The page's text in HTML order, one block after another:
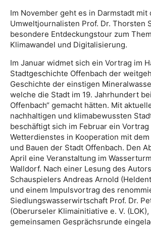
Im November geht es in Darmstadt mit
Umweltjournalisten Prof. Dr. Thorsten
besondere Entdeckungstour zum
Klimawandel und Digitalisierung.
Im Januar widmet sich ein Vortrag im
Stadtgeschichte Offenbach der
Geschichte der einstigen
welche die Stadt im 19. Jahrhundert
Offenbach“ gemacht hätten. Mit
nachhaltigen und klimabewussten
beschäftigt sich im Februar ein
Wetterdienstes in Kooperation mit
und Bauen der Stadt Offenbach. Den
April eine Veranstaltung im
Walldorf. Nach einer Lesung des
Schauspielers Andreas Arnold
und einem Impulsvortrag des
Siedlungswasserwirtschaft Prof. Dr.
(Oberurseler Klimainitiative e. V.
gemeinsamen Gesprächsrunde